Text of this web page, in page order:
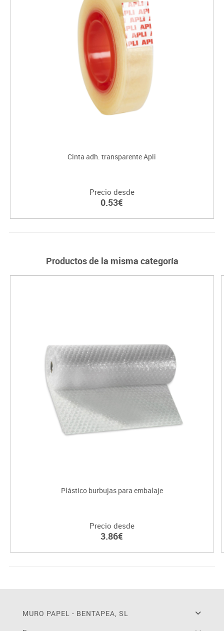
Cinta adh. transparente Apli
Precio desde
0.53€
Productos de la misma categoría
Plástico burbujas para embalaje
Precio desde
3.86€
MURO PAPEL - BENTAPEA, SL